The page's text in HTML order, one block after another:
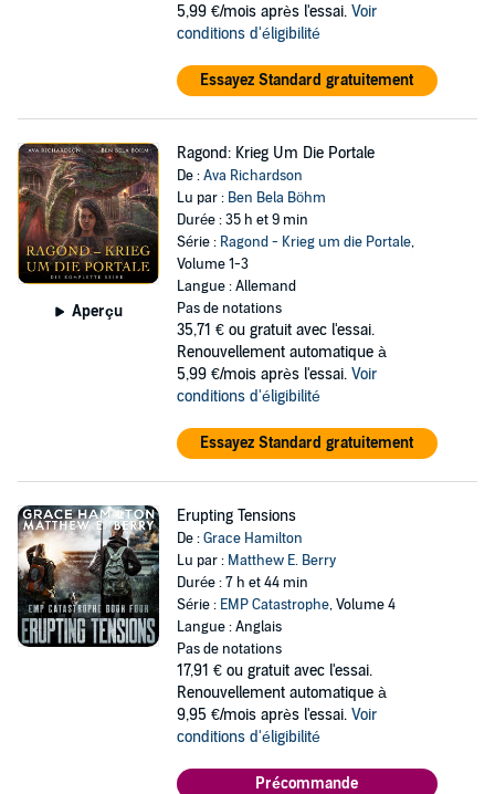
5,99 €/mois après l'essai. Voir
conditions d'éligibilité
Essayez Standard gratuitement
Aperçu
Ragond: Krieg Um Die Portale
De :Ava Richardson
Lu par : Ben Bela Böhm
Durée : 35 h et 9 min
Série : Ragond - Krieg um die Portale,
Volume 1-3
Langue : Allemand
Pas de notations
35,71 € ou gratuit avec l'essai.
Renouvellement automatique à
5,99 €/mois après l'essai. Voir
conditions d'éligibilité
Essayez Standard gratuitement
Erupting Tensions
De :Grace Hamilton
Lu par : Matthew E. Berry
Durée : 7 h et 44 min
Série : EMP Catastrophe, Volume 4
Langue : Anglais
Pas de notations
17,91 € ou gratuit avec l'essai.
Renouvellement automatique à
9,95 €/mois après l'essai. Voir
conditions d'éligibilité
Précommande